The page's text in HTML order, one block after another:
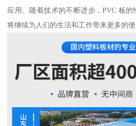
应用。随着技术的不断进步，PVC 板
将继续为人们的生活和工作带来更多的便